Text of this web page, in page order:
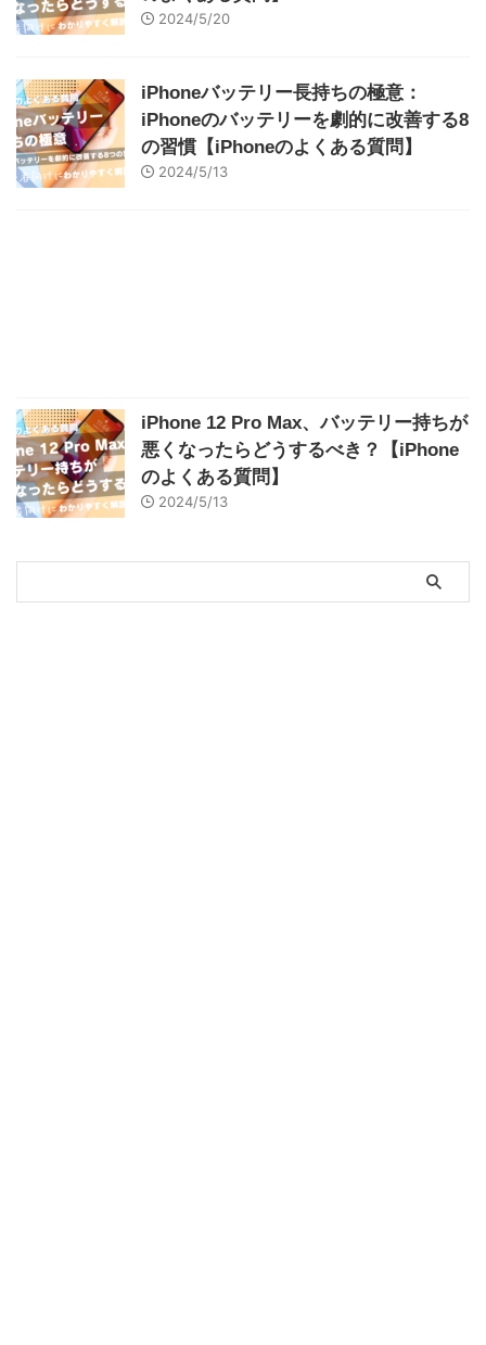
2024/5/20
iPhoneバッテリー長持ちの極意：
iPhoneのバッテリーを劇的に改善する8
の習慣【iPhoneのよくある質問】
2024/5/13
iPhone 12 Pro Max、バッテリー持ちが
悪くなったらどうするべき？【iPhone
のよくある質問】
2024/5/13